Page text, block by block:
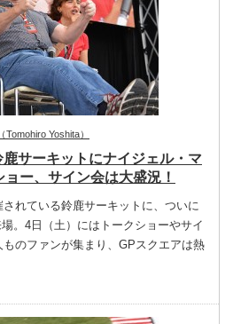
Tomohiro Yoshita）
鹿サーキットにナイジェル・マ
ー、サイン会は大盛況！
れている鈴鹿サーキットに、ついに
。4日（土）にはトークショーやサイ
のファンが集まり、GPスクエアは熱